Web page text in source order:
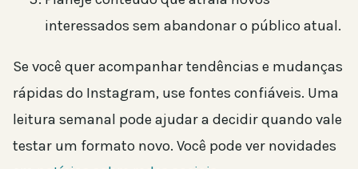
interessados sem abandonar o público atual.
Se você quer acompanhar tendências e mudanças
rápidas do Instagram, use fontes confiáveis. Uma
leitura semanal pode ajudar a decidir quando vale
testar um formato novo. Você pode ver novidades